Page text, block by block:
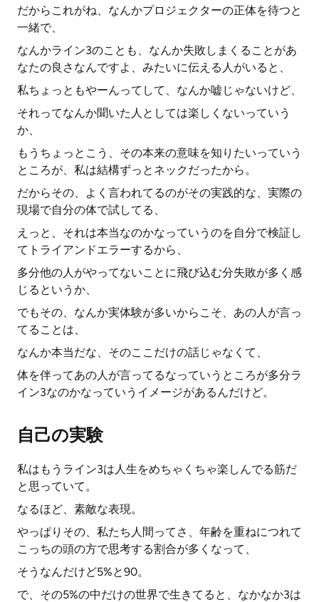
だからこれがね、なんかプロジェクターの正体を待つと
一緒で、
なんかライン3のことも、なんか失敗しまくることがあ
なたの良さなんですよ、みたいに伝える人がいると、
私ちょっともやーんってして、なんか嘘じゃないけど、
それってなんか聞いた人としては楽しくないっていう
か、
もうちょっとこう、その本来の意味を知りたいっていう
ところが、私は結構ずっとネックだったから。
だからその、よく言われてるのがその実践的な、実際の
現場で自分の体で試してる、
えっと、それは本当なのかなっていうのを自分で検証し
てトライアンドエラーするから、
多分他の人がやってないことに飛び込む分失敗が多く感
じるというか、
でもその、なんか実体験が多いからこそ、あの人が言っ
てることは、
なんか本当だな、そのここだけの話じゃなくて、
体を伴ってあの人が言ってるなっていうところが多分ラ
イン3なのかなっていうイメージがあるんだけど。
自己の実験
私はもうライン3は人生をめちゃくちゃ楽しんでる筋だ
と思っていて。
なるほど、素敵な表現。
やっぱりその、私たち人間ってさ、年齢を重ねにつれて
こっちの頭の方で思考する割合が多くなって、
そうなんだけど5%と90。
で、その5%の中だけの世界で生きてると、なかなか3は